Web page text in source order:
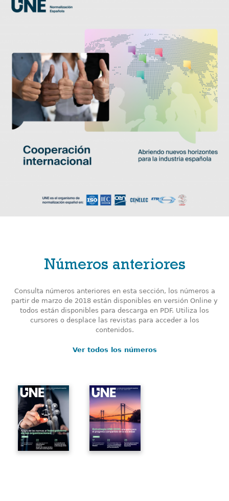
Números anteriores
Consulta números anteriores en esta sección, los números a
partir de marzo de 2018 están disponibles en versión Online y
todos están disponibles para descarga en PDF. Utiliza los
cursores o desplace las revistas para acceder a los
contenidos.
Ver todos los números